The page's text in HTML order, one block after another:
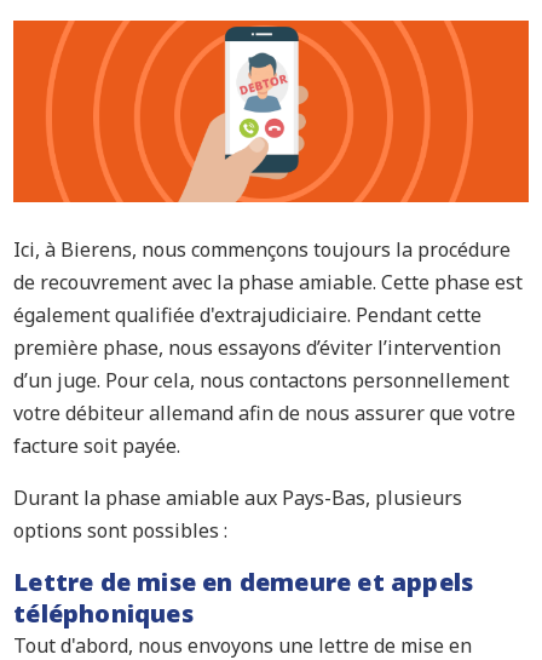
Ici, à Bierens, nous commençons toujours la procédure
de recouvrement avec la phase amiable. Cette phase est
également qualifiée d'extrajudiciaire. Pendant cette
première phase, nous essayons d’éviter l’intervention
d’un juge. Pour cela, nous contactons personnellement
votre débiteur allemand afin de nous assurer que votre
facture soit payée.
Durant la phase amiable aux Pays-Bas, plusieurs
options sont possibles :
Lettre de mise en demeure et appels
téléphoniques
Tout d'abord, nous envoyons une lettre de mise en